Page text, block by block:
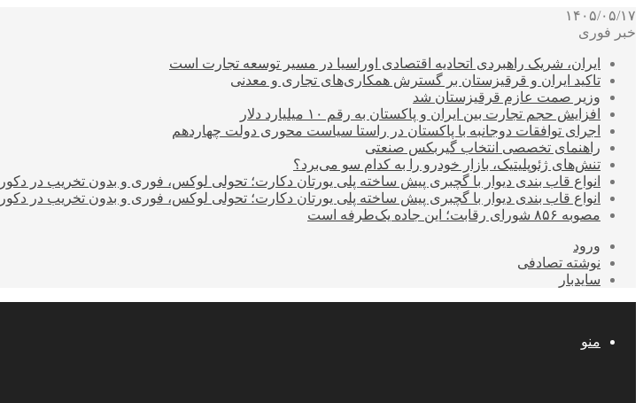
۱۴۰۵/۰۵/۱۷
خبر فوری
ایران، شریک راهبردی اتحادیه اقتصادی اوراسیا در مسیر توسعه تجارت است
تاکید ایران و قرقیزستان بر گسترش همکاری‌های تجاری و معدنی
وزیر صمت عازم قرقیزستان شد
افزایش حجم تجارت بین ایران و پاکستان به رقم ۱۰ میلیارد دلار
اجرای توافقات دوجانبه با پاکستان در راستا سیاست محوری دولت چهاردهم
راهنمای تخصصی انتخاب گیربکس صنعتی
تنش‌های ژئوپلیتیک، بازار خودرو را به کدام سو می‌برد؟
انواع قاب بندی دیوار با گچبری پیش ساخته پلی یورتان دکارت؛ تحولی لوکس، فوری و بدون تخریب در
انواع قاب بندی دیوار با گچبری پیش ساخته پلی یورتان دکارت؛ تحولی لوکس، فوری و بدون تخریب در
مصوبه ۸۵۶ شورای رقابت؛ این جاده یک‌طرفه است
ورود
نوشته تصادفی
سایدبار
منو